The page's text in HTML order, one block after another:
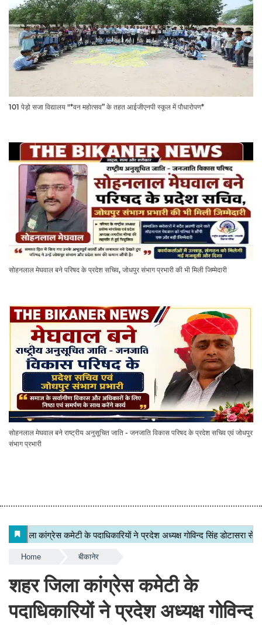
101 पेड़ो सजा विद्यालय "*वन महोत्सव” के तहत आईजीएनपी स्कूल में पौधारोपण*
सोहनलाल मेघवाल बने परिषद के प्रदेश सचिव, जोधपुर संभाग प्रभारी की भी मिली जिम्मेदारी
सोहनलाल मेघवाल बने राष्ट्रीय अनुसूचित जाति - जनजाति विकास परिषद के प्रदेश सचिव एवं जोधपुर
संभाग प्रभारी
Home बीकानेर
शहर जिला कांग्रेस कमेटी के
पदाधिकारियों ने प्रदेश अध्यक्ष गोविन्द